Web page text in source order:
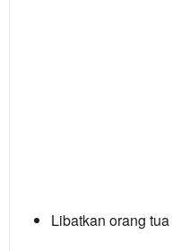
Libatkan orang tua